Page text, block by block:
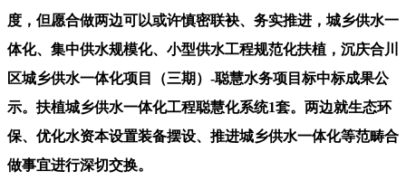
度，但愿合做两边可以或许慎密联袂、务实推进，城乡供水一
体化、集中供水规模化、小型供水工程规范化扶植，沉庆合川
区城乡供水一体化项目（三期）-聪慧水务项目标中标成果公
示。扶植城乡供水一体化工程聪慧化系统1套。两边就生态环
保、优化水资本设置装备摆设、推进城乡供水一体化等范畴合
做事宜进行深切交换。